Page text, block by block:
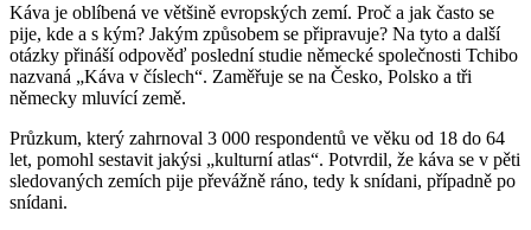
Káva je oblíbená ve většině evropských zemí. Proč a jak často se
pije, kde a s kým? Jakým způsobem se připravuje? Na tyto a další
otázky přináší odpověď poslední studie německé společnosti Tchibo
nazvaná „Káva v číslech“. Zaměřuje se na Česko, Polsko a tři
německy mluvící země.
Průzkum, který zahrnoval 3 000 respondentů ve věku od 18 do 64
let, pomohl sestavit jakýsi „kulturní atlas“. Potvrdil, že káva se v pěti
sledovaných zemích pije převážně ráno, tedy k snídani, případně po
snídani.